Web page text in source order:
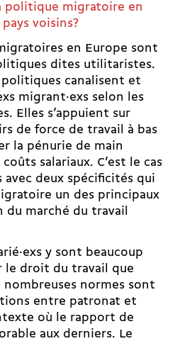
politique migratoire en
voisins?
en Europe sont
dites utilitaristes.
politiques canalisent et
migrant·exs selon les
Elles s’appuient sur
de force de travail à bas
la pénurie de main
salariaux. C’est le cas
avec deux spécificités qui
un des principaux
du marché du travail
y sont beaucoup
le droit du travail que
nombreuses normes sont
entre patronat et
où le rapport de
aux derniers. Le